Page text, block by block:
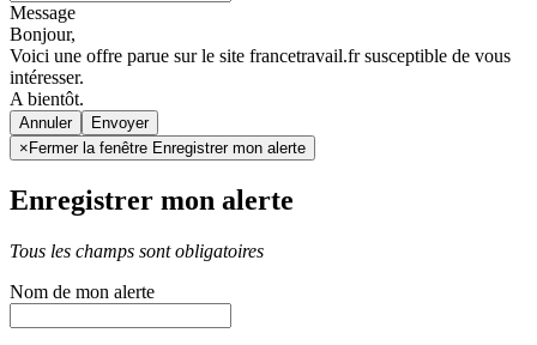
Message
Bonjour,
Voici une offre parue sur le site francetravail.fr susceptible de vous
intéresser.
A bientôt.
Annuler
× Fermer la fenêtre Enregistrer mon alerte
Enregistrer mon alerte
Tous les champs sont obligatoires
Nom de mon alerte